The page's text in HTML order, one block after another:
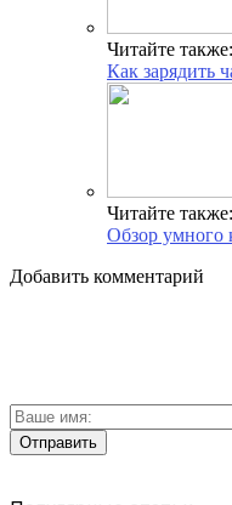
Читайте также:
Как зарядить
Читайте также:
Обзор умного
Добавить комментарий